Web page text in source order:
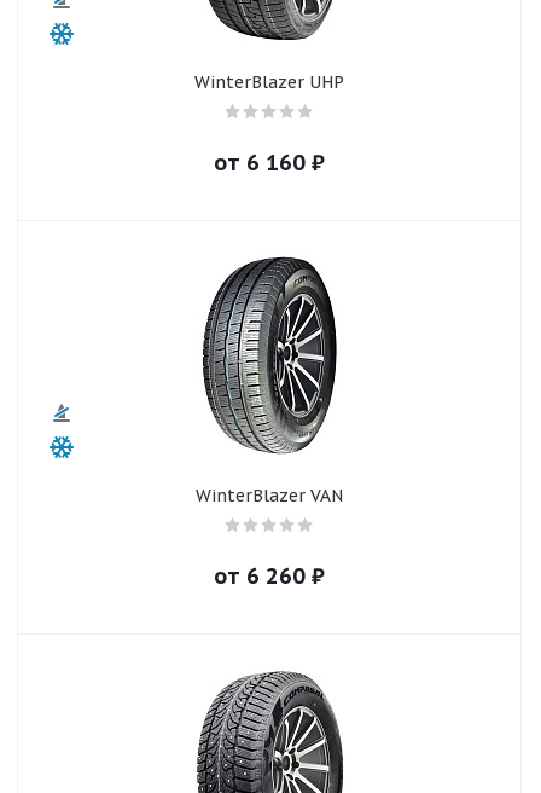
WinterBlazer UHP
от 6 160 ₽
WinterBlazer VAN
от 6 260 ₽